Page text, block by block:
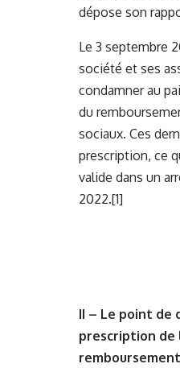
dépose son
Le 3 septembre
société et ses
condamner au
du
sociaux. Ces
prescription, ce
valide dans un
2022.[1]
II – Le point de
prescription de